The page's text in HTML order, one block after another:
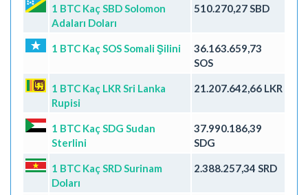
1 BTC Kaç SBD Solomon
Adaları Doları
510.270,27 SBD
1 BTC Kaç SOS Somali Şilini
36.163.659,73
SOS
1 BTC Kaç LKR Sri Lanka
Rupisi
21.207.642,66 LKR
1 BTC Kaç SDG Sudan
Sterlini
37.990.186,39
SDG
1 BTC Kaç SRD Surinam
Doları
2.388.257,34 SRD